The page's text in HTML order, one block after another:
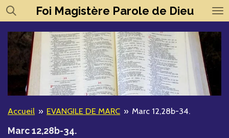
Passer
au
contenu
principal
Foi Magistère Parole de Dieu
Accueil » EVANGILE DE MARC » Marc 12,28b-34.
Marc 12,28b-34.